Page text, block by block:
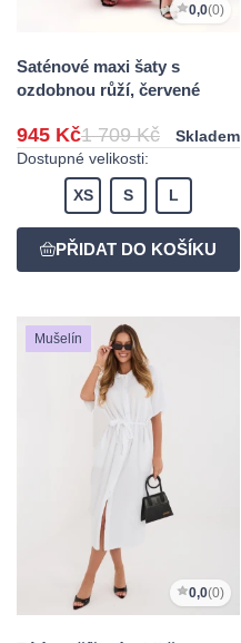
0,0(0)
Saténové maxi šaty s
ozdobnou růží, červené
945 Kč1 709 Kč
Skladem
Dostupné velikosti:
XS S L
Mušelín
0,0(0)